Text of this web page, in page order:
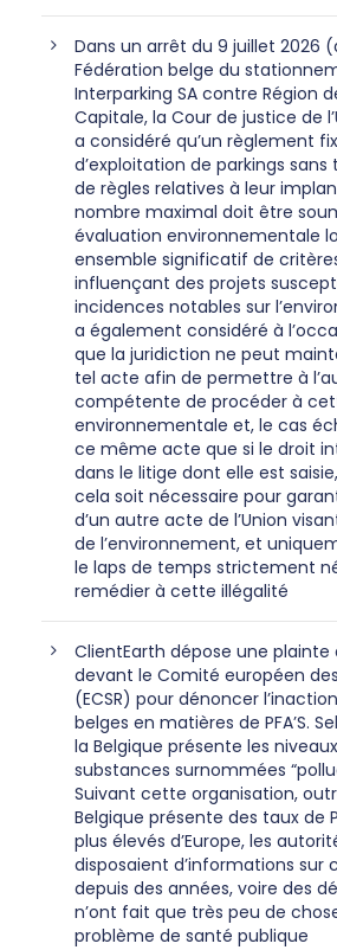
Dans un arrêt du 9 juillet 2026
Fédération belge du
Interparking SA contre Région
Capitale, la Cour de justice de
a considéré qu’un règlement
d’exploitation de parkings
de règles relatives à leur
nombre maximal doit être
évaluation environnementale
ensemble significatif de
influençant des projets
incidences notables sur
a également considéré à
que la juridiction ne peut
tel acte afin de permettre à
compétente de procéder à
environnementale et, le cas
ce même acte que si le droit
dans le litige dont elle est
cela soit nécessaire pour
d’un autre acte de l’Union
de l’environnement, et
le laps de temps strictement
remédier à cette illégalité
ClientEarth dépose une plainte
devant le Comité européen
(ECSR) pour dénoncer
belges en matières de PFA’S.
la Belgique présente les niveaux
substances surnommées
Suivant cette organisation,
Belgique présente des taux de
plus élevés d’Europe, les
disposaient d’informations sur
depuis des années, voire des
n’ont fait que très peu de
problème de santé publique